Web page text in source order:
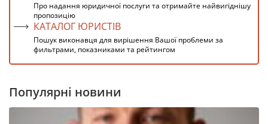
Про надання юридичної послуги та отримайте найвигіднішу
пропозицію
КАТАЛОГ ЮРИСТІВ
Пошук виконавця для вирішення Вашої проблеми за
фильтрами, показниками та рейтингом
Популярні новини